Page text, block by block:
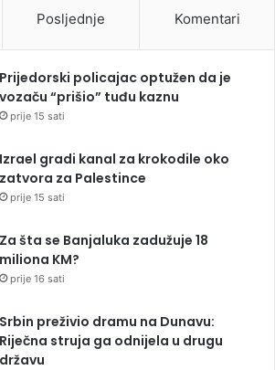
Posljednje Komentari
Prijedorski policajac optužen da je
vozaču “prišio” tuđu kaznu
prije 15 sati
Izrael gradi kanal za krokodile oko
zatvora za Palestince
prije 15 sati
Za šta se Banjaluka zadužuje 18
miliona KM?
prije 16 sati
Srbin preživio dramu na Dunavu:
Riječna struja ga odnijela u drugu
državu